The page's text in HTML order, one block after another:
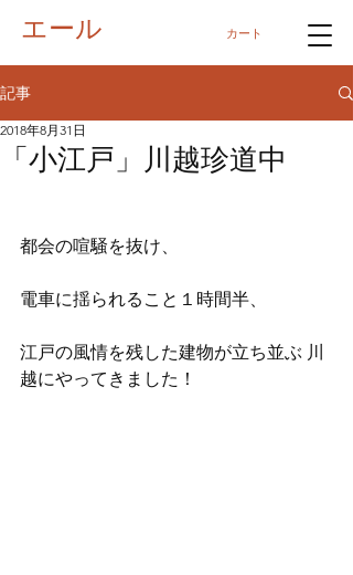
カート
エール
記事
「小江戸」川越珍道中
2018年8月31日
都会の喧騒を抜け、
電車に揺られること１時間半、
江戸の風情を残した建物が立ち並ぶ 川
越にやってきました！